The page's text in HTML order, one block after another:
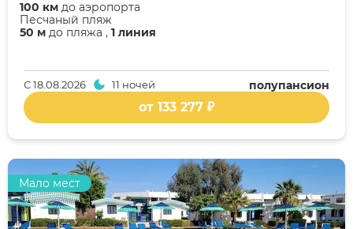
50 м до пляжа , 1 линия
Песчаный пляж
100 км до аэропорта
полупансион
С18.08.2026 11 ночей
от 133 277 ₽
Мало мест